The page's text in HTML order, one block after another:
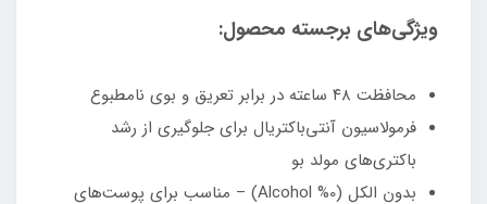
ویژگی‌های برجسته محصول:
محافظت ۴۸ ساعته در برابر تعریق و بوی نامطبوع
فرمولاسیون آنتی‌باکتریال برای جلوگیری از رشد
باکتری‌های مولد بو
بدون الکل (0% Alcohol) – مناسب برای پوست‌های